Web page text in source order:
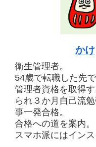
かけ
衛生管理者。
54歳で転職した先
管理者資格を取得
られ３か月自己流
事一発合格。
合格への道を案内。
スマホ派にはイン